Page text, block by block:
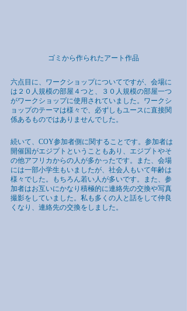
ゴミから作られたアート作品
六点目に、ワークショップについてですが、会場に
は２０人規模の部屋４つと、３０人規模の部屋一つ
がワークショップに使用されていました。ワークシ
ョップのテーマは様々で、必ずしもユースに直接関
係あるものではありませんでした。
続いて、COY参加者側に関することです。参加者は
開催国がエジプトということもあり、エジプトやそ
の他アフリカからの人が多かったです。また、会場
には一部小学生もいましたが、社会人もいて年齢は
様々でした。もちろん若い人が多いです。また、参
加者はお互いにかなり積極的に連絡先の交換や写真
撮影をしていました。私も多くの人と話をして仲良
くなり、連絡先の交換をしました。